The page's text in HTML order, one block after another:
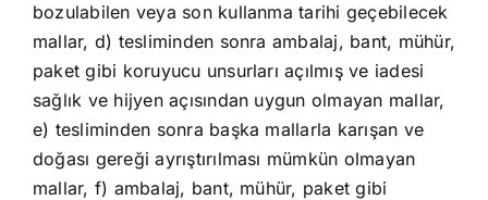
bozulabilen veya son kullanma tarihi geçebilecek
mallar, d) tesliminden sonra ambalaj, bant, mühür,
paket gibi koruyucu unsurları açılmış ve iadesi
sağlık ve hijyen açısından uygun olmayan mallar,
e) tesliminden sonra başka mallarla karışan ve
doğası gereği ayrıştırılması mümkün olmayan
mallar, f) ambalaj, bant, mühür, paket gibi